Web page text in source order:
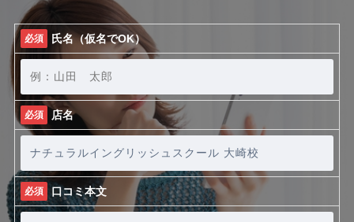
必須 氏名（仮名でOK）
必須 店名
必須 口コミ本文